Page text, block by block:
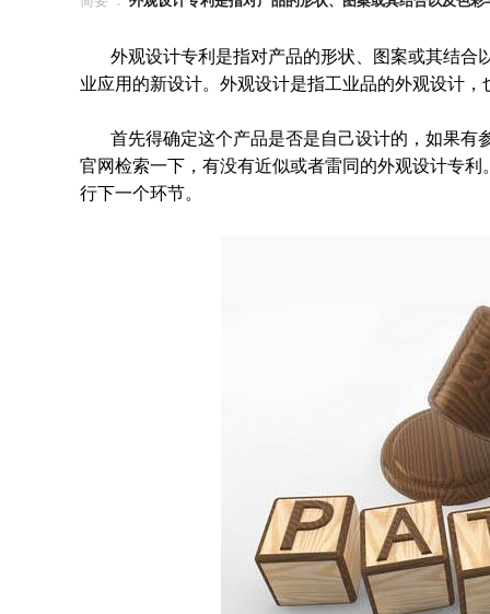
外观设计专利是指对产品的形状、图案或其结合
业应用的新设计。外观设计是指工业品的外观设计，
首先得确定这个产品是否是自己设计的，如果有
官网检索一下，有没有近似或者雷同的外观设计专
行下一个环节。